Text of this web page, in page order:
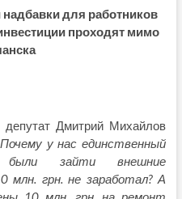
для работников
проходят мимо
Дмитрий Михайлов
Почему у нас единственный
зайти внешние
млн. грн. не заработал? А